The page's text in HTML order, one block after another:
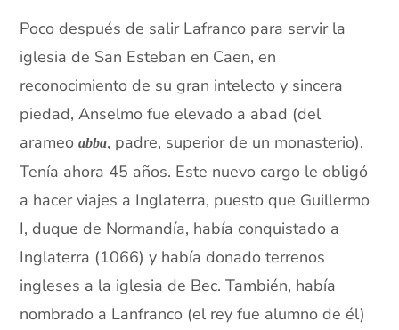
Poco después de salir Lafranco para servir la
iglesia de San Esteban en Caen, en
reconocimiento de su gran intelecto y sincera
piedad, Anselmo fue elevado a abad (del
arameoabba, padre, superior de un monasterio).
Tenía ahora 45 años. Este nuevo cargo le obligó
a hacer viajes a Inglaterra, puesto que Guillermo
I, duque de Normandía, había conquistado a
Inglaterra (1066) y había donado terrenos
ingleses a la iglesia de Bec. También, había
nombrado a Lanfranco (el rey fue alumno de él)